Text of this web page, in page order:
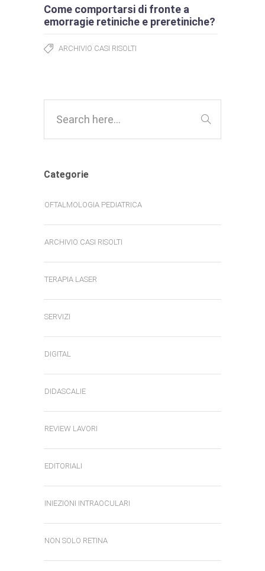
Come comportarsi di fronte a
emorragie retiniche e preretiniche?
ARCHIVIO CASI RISOLTI
Categorie
OFTALMOLOGIA PEDIATRICA
ARCHIVIO CASI RISOLTI
TERAPIA LASER
SERVIZI
DIGITAL
DIDASCALIE
REVIEW LAVORI
EDITORIALI
INIEZIONI INTRAOCULARI
NON SOLO RETINA